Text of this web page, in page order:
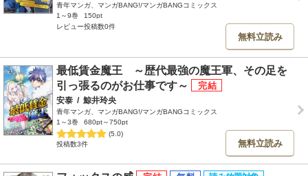
青年マンガ、マンガBANG!/マンガBANGコミックス
1～9巻
150pt
レビュー投稿数0件
無料立読み
最低賃金魔王 ～歴代最強の魔王軍、その足を
引っ張るのがお仕事です～
安泰 / 鯨井玲央
青年マンガ、マンガBANG!/マンガBANGコミックス
1～3巻
680pt～750pt
(5.0)
投稿数3件
無料立読み